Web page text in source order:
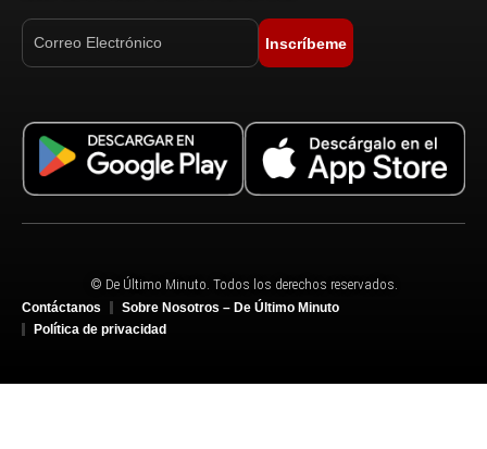
Inscríbeme
© De Último Minuto. Todos los derechos reservados.
Contáctanos
Sobre Nosotros – De Último Minuto
Política de privacidad